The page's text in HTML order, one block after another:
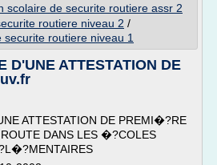
scolaire de securite routiere assr 2
routiere niveau 2 /
routiere niveau 1
D'UNE ATTESTATION DE
ATTESTATION DE PREMI�?RE
DANS LES �?COLES